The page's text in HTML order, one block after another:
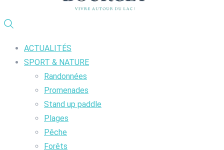
ACTUALITÉS
SPORT & NATURE
Randonnées
Promenades
Stand up paddle
Plages
Pêche
Forêts